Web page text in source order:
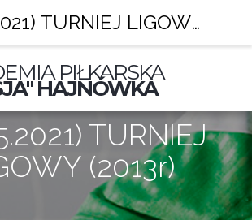
PIŁKARSKA
HAJNÓWKA
TURNIEJ
(2013r)
(16.05.2021) TURNIEJ LIGOWY (2013r) – Pasja Hajnówka